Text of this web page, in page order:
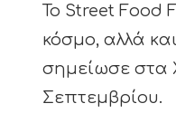
Το Street Food
κόσμο, αλλά
σημείωσε στα
Σεπτεμβρίου.